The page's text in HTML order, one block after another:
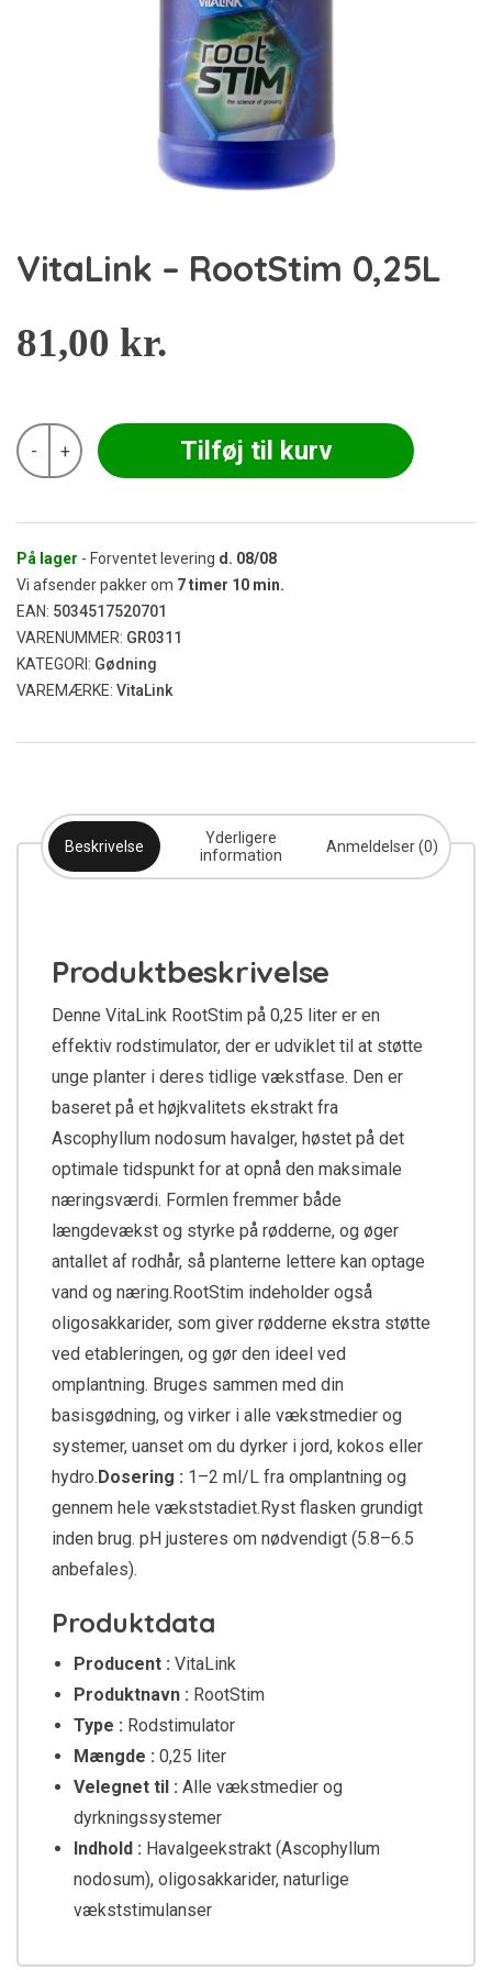
VitaLink – RootStim 0,25L
81,00 kr.
-
VitaLink
RootStim
+ Tilføj til kurv
På lager - Forventet levering d. 08/08
Vi afsender pakker om 7timer 10 min.
EAN: 5034517520701
VARENUMMER: GR0311
KATEGORI: Gødning
VAREMÆRKE: VitaLink
Beskrivelse
Yderligere
information
Anmeldelser (0)
Produktbeskrivelse
Denne VitaLink RootStim på 0,25 liter er en
effektiv rodstimulator, der er udviklet til at støtte
unge planter i deres tidlige vækstfase. Den er
baseret på et højkvalitets ekstrakt fra
Ascophyllum nodosum havalger, høstet på det
optimale tidspunkt for at opnå den maksimale
næringsværdi. Formlen fremmer både
længdevækst og styrke på rødderne, og øger
antallet af rodhår, så planterne lettere kan optage
vand og næring.RootStim indeholder også
oligosakkarider, som giver rødderne ekstra støtte
ved etableringen, og gør den ideel ved
omplantning. Bruges sammen med din
basisgødning, og virker i alle vækstmedier og
systemer, uanset om du dyrker i jord, kokos eller
hydro. Dosering : 1–2 ml/L fra omplantning og
gennem hele vækststadiet.Ryst flasken grundigt
inden brug. pH justeres om nødvendigt (5.8–6.5
anbefales).
Produktdata
Producent : VitaLink
Produktnavn : RootStim
Type : Rodstimulator
Mængde : 0,25 liter
Velegnet til : Alle vækstmedier og
dyrkningssystemer
Indhold : Havalgeekstrakt (Ascophyllum
nodosum), oligosakkarider, naturlige
vækststimulanser